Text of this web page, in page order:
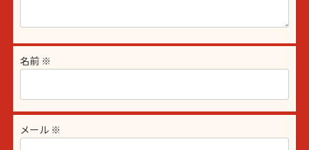
名前 ※
メール ※